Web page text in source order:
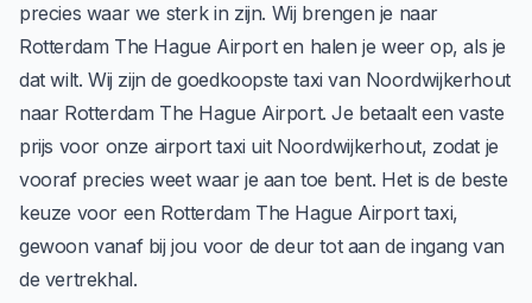
precies waar we sterk in zijn. Wij brengen je naar
Rotterdam The Hague Airport en halen je weer op, als je
dat wilt. Wij zijn de goedkoopste taxi van Noordwijkerhout
naar Rotterdam The Hague Airport. Je betaalt een vaste
prijs voor onze airport taxi uit Noordwijkerhout, zodat je
vooraf precies weet waar je aan toe bent. Het is de beste
keuze voor een Rotterdam The Hague Airport taxi,
gewoon vanaf bij jou voor de deur tot aan de ingang van
de vertrekhal.